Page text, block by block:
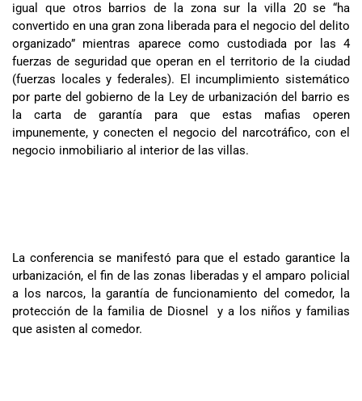
igual que otros barrios de la zona sur la villa 20 se “ha
convertido en una gran zona liberada para el negocio del delito
organizado” mientras aparece como custodiada por las 4
fuerzas de seguridad que operan en el territorio de la ciudad
(fuerzas locales y federales). El incumplimiento sistemático
por parte del gobierno de la Ley de urbanización del barrio es
la carta de garantía para que estas mafias operen
impunemente, y conecten el negocio del narcotráfico, con el
negocio inmobiliario al interior de las villas.
La conferencia se manifestó para que el estado garantice la
urbanización, el fin de las zonas liberadas y el amparo policial
a los narcos, la garantía de funcionamiento del comedor, la
protección de la familia de Diosnel y a los niños y familias
que asisten al comedor.